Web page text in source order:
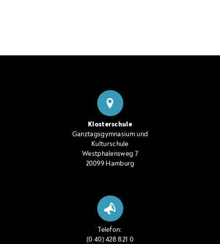
Klosterschule
Ganztagsgymnasium und
Kulturschule
Westphalensweg 7
20099 Hamburg
Telefon:
(0 40) 428 821 0